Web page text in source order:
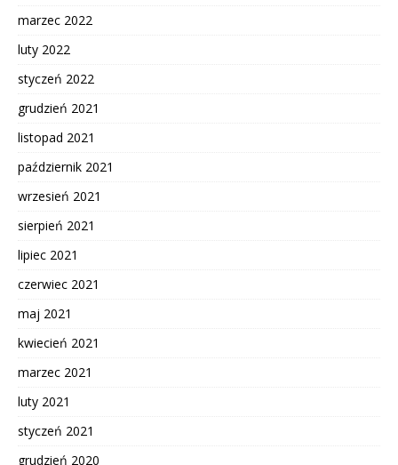
marzec 2022
luty 2022
styczeń 2022
grudzień 2021
listopad 2021
październik 2021
wrzesień 2021
sierpień 2021
lipiec 2021
czerwiec 2021
maj 2021
kwiecień 2021
marzec 2021
luty 2021
styczeń 2021
grudzień 2020